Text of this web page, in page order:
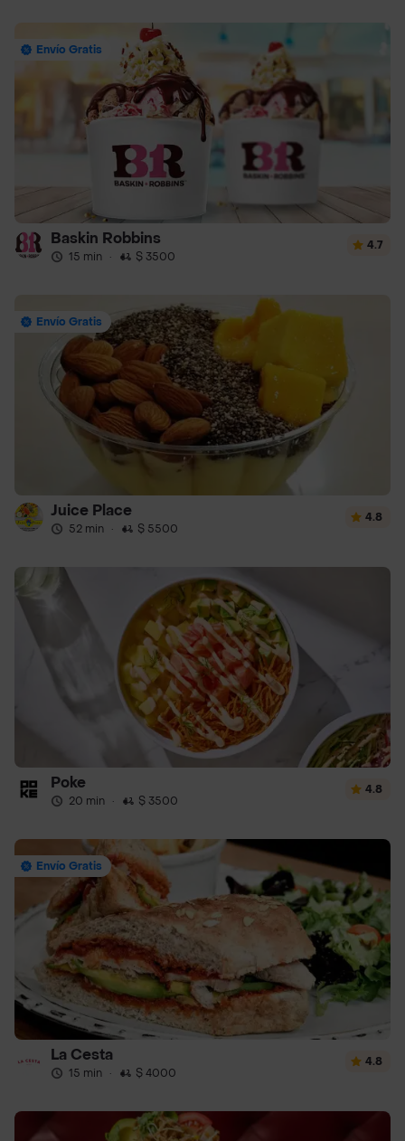
Envío Gratis
Baskin Robbins
15 min · $ 3500
4.7
Envío Gratis
Juice Place
52 min · $ 5500
4.8
Poke
20 min · $ 3500
4.8
Envío Gratis
La Cesta
15 min · $ 4000
4.8